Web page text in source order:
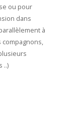
ou pour
dans
à
compagnons,
..)